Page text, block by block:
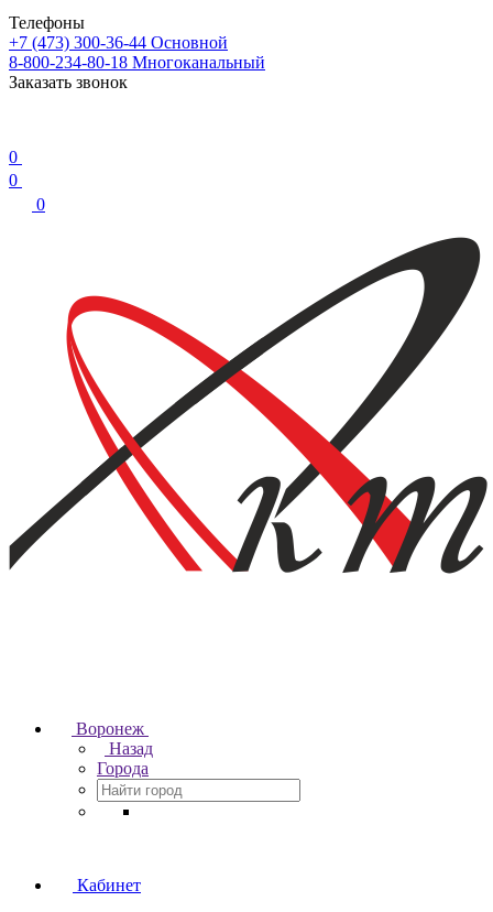
Телефоны
+7 (473) 300-36-44 Основной
8-800-234-80-18 Многоканальный
Заказать звонок
0
0
0
Воронеж
Назад
Города
Кабинет